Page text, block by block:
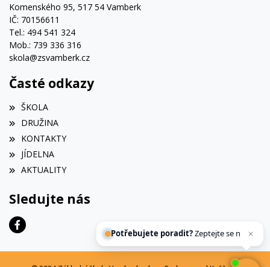
Komenského 95, 517 54 Vamberk
IČ: 70156611
Tel.: 494 541 324
Mob.: 739 336 316
skola@zsvamberk.cz
Časté odkazy
ŠKOLA
DRUŽINA
KONTAKTY
JÍDELNA
AKTUALITY
Sledujte nás
Potřebujete poradit?Zeptejte se našeho asis